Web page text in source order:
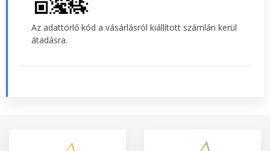
Az adattörlő kód a vásárlásról kiállított számlán kerül
átadásra.